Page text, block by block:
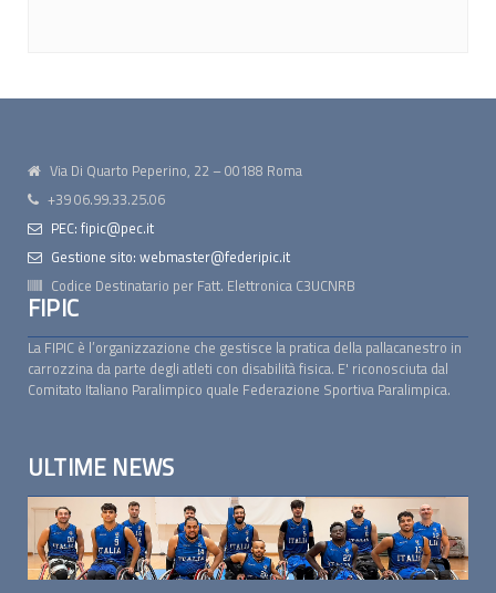
Via Di Quarto Peperino, 22 – 00188 Roma
+39 06.99.33.25.06
PEC: fipic@pec.it
Gestione sito: webmaster@federipic.it
Codice Destinatario per Fatt. Elettronica C3UCNRB
FIPIC
La FIPIC è l’organizzazione che gestisce la pratica della pallacanestro in
carrozzina da parte degli atleti con disabilità fisica. E' riconosciuta dal
Comitato Italiano Paralimpico quale Federazione Sportiva Paralimpica.
ULTIME NEWS